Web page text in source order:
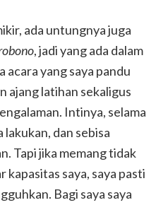
ada untungnya juga
, jadi yang ada dalam
acara yang saya pandu
ajang latihan sekaligus
Intinya, selama
lakukan, dan sebisa
Tapi jika memang tidak
kapasitas saya, saya pasti
Bagi saya saya